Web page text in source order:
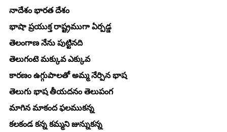
నాదేశం భారత దేశం
భాషా ప్రయుక్త రాష్ట్రముగా ఏర్పడ్డ
తెలంగాణ నేను పుట్టినది
తెలుగంటె మక్కువ ఎక్కువ
కారణం ఉగ్గుపాలతో అమ్మ నేర్పిన భాష
తెలుగు భాష తీయదనం తెలుపంగ
మాగిన మాకంద ఫలముకన్న
కలకండ కన్న కమ్మని జున్నుకన్న